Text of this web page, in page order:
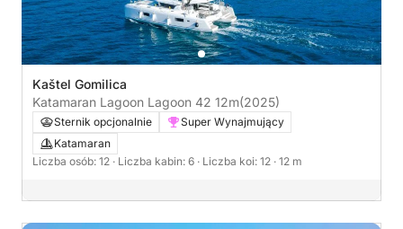
Kaštel Gomilica
Katamaran Lagoon Lagoon 42 12m(2025)
Sternik opcjonalnie
Super Wynajmujący
Katamaran
Liczba osób: 12 · Liczba kabin: 6 · Liczba koi: 12 · 12 m